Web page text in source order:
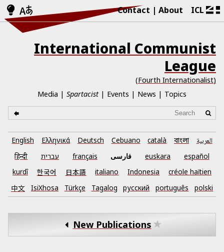
ICL
About
Contact
International Communist
League
(Fourth Internationalist)
Topics
News
Events
Spartacist
Media
العربية বাংলা
català
Cebuano
Deutsch
Ελληνικά
English
español
euskara فارسی français עברית
हिन्दी
créole haïtien
Indonesia
italiano
日本語
한국어
kurdî
polski
português
русский
Tagalog
Türkçe
IsiXhosa
中文
New Publications